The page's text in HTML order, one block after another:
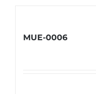
MUE-0006